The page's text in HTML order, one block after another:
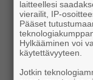
laitteellesi
vierailit, IP-
Pääset
Hylkääminen voi
käytettävyyteen.
Jotkin